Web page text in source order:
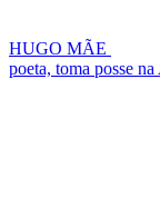
HUGO MÃE
poeta, toma posse